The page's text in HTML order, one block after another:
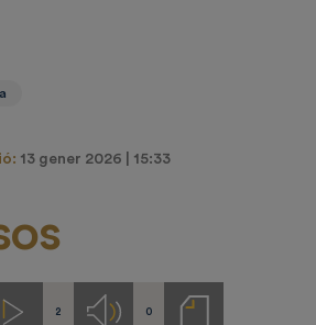
13 gener 2026 | 15:33
Videos2 Audios
0